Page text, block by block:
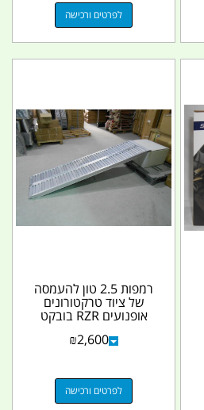
לפרטים ורכישה
רמפות 2.5 טון להעמסה
של ציוד טרקטורונים
אופנועים RZR בובקט
₪2,600
לפרטים ורכישה